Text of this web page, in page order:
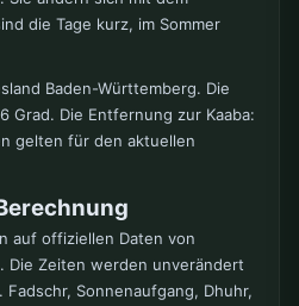
die Tage kurz, im Sommer
Baden-Württemberg. Die
Grad. Die Entfernung zur Kaaba:
gelten für den aktuellen
auf offiziellen Daten von
Die Zeiten werden unverändert
Sonnenaufgang, Dhuhr,